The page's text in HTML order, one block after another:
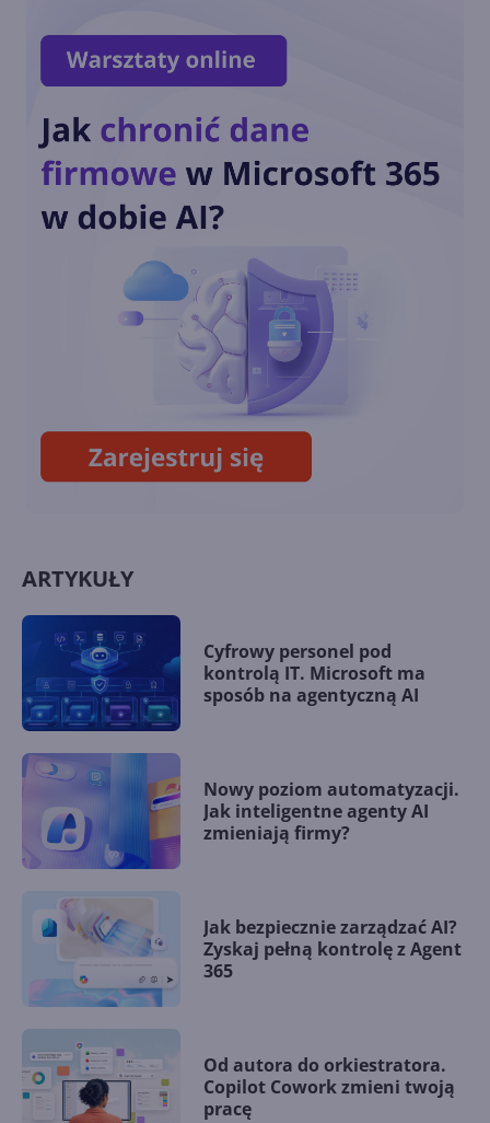
tryb AI w przeglądarce
Copilot w menu
nowej karty w Edge
Podsumowanie roku 2024 w
Microsoft Edge. Sprawdź
statystyki!
ARTYKUŁY
Cyfrowy personel pod
kontrolą IT. Microsoft ma
sposób na agentyczną AI
Nowy poziom automatyzacji.
Jak inteligentne agenty AI
zmieniają firmy?
Jak bezpiecznie zarządzać AI?
Zyskaj pełną kontrolę z Agent
365
Od autora do orkiestratora.
Copilot Cowork zmieni twoją
pracę